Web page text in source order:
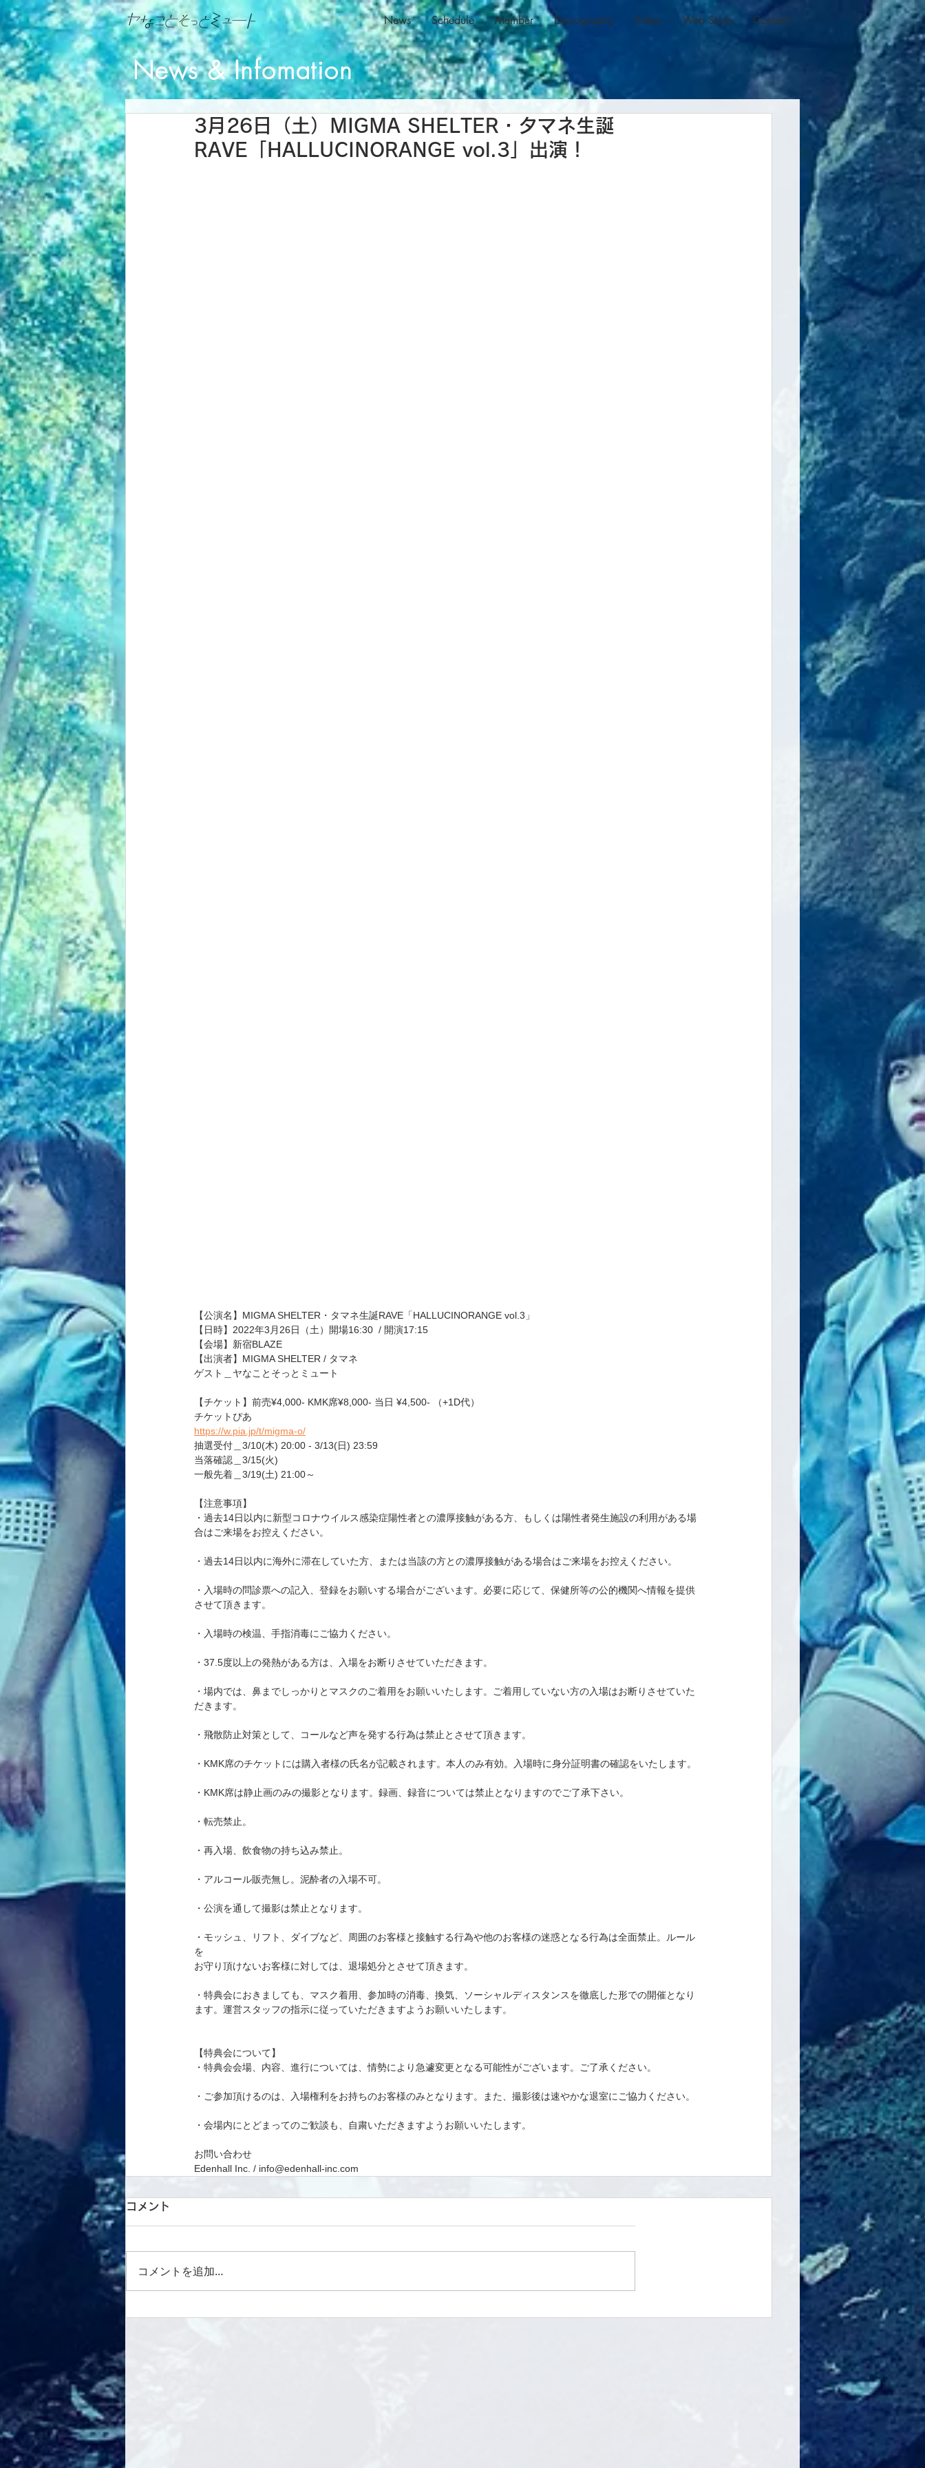
News Schedule Member Discography Video Web Store Contact
News & Infomation
3月26日（土）MIGMA SHELTER・タマネ生誕
RAVE「HALLUCINORANGE vol.3」出演！
【公演名】MIGMA SHELTER・タマネ生誕RAVE「HALLUCINORANGE vol.3」
【日時】2022年3月26日（土）開場16:30  / 開演17:15
【会場】新宿BLAZE
【出演者】MIGMA SHELTER / タマネ
ゲスト＿ヤなことそっとミュート
【チケット】前売¥4,000- KMK席¥8,000- 当日 ¥4,500- （+1D代）
チケットぴあ
https://w.pia.jp/t/migma-o/
抽選受付＿3/10(木) 20:00 - 3/13(日) 23:59
当落確認＿3/15(火)
一般先着＿3/19(土) 21:00～
【注意事項】
・過去14日以内に新型コロナウイルス感染症陽性者との濃厚接触がある方、もしくは陽性者発生施設の利用がある場
合はご来場をお控えください。
・過去14日以内に海外に滞在していた方、または当該の方との濃厚接触がある場合はご来場をお控えください。
・入場時の問診票への記入、登録をお願いする場合がございます。必要に応じて、保健所等の公的機関へ情報を提供
させて頂きます。
・入場時の検温、手指消毒にご協力ください。
・37.5度以上の発熱がある方は、入場をお断りさせていただきます。
・場内では、鼻までしっかりとマスクのご着用をお願いいたします。ご着用していない方の入場はお断りさせていた
だきます。
・飛散防止対策として、コールなど声を発する行為は禁止とさせて頂きます。
・KMK席のチケットには購入者様の氏名が記載されます。本人のみ有効。入場時に身分証明書の確認をいたします。
・KMK席は静止画のみの撮影となります。録画、録音については禁止となりますのでご了承下さい。
・転売禁止。
・再入場、飲食物の持ち込み禁止。
・アルコール販売無し。泥酔者の入場不可。
・公演を通して撮影は禁止となります。
・モッシュ、リフト、ダイブなど、周囲のお客様と接触する行為や他のお客様の迷惑となる行為は全面禁止。ルール
を
お守り頂けないお客様に対しては、退場処分とさせて頂きます。
・特典会におきましても、マスク着用、参加時の消毒、換気、ソーシャルディスタンスを徹底した形での開催となり
ます。運営スタッフの指示に従っていただきますようお願いいたします。
【特典会について】
・特典会会場、内容、進行については、情勢により急遽変更となる可能性がございます。ご了承ください。
・ご参加頂けるのは、入場権利をお持ちのお客様のみとなります。また、撮影後は速やかな退室にご協力ください。
・会場内にとどまってのご歓談も、自粛いただきますようお願いいたします。
お問い合わせ
Edenhall Inc. / info@edenhall-inc.com
コメント
コメントを追加…